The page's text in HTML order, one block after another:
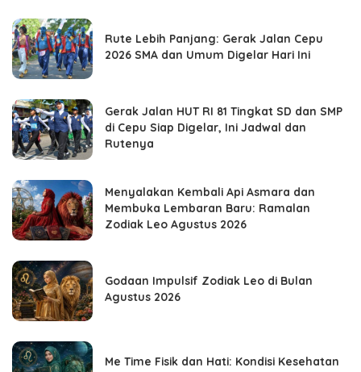
Rute Lebih Panjang: Gerak Jalan Cepu
2026 SMA dan Umum Digelar Hari Ini
Gerak Jalan HUT RI 81 Tingkat SD dan SMP
di Cepu Siap Digelar, Ini Jadwal dan
Rutenya
Menyalakan Kembali Api Asmara dan
Membuka Lembaran Baru: Ramalan
Zodiak Leo Agustus 2026
Godaan Impulsif Zodiak Leo di Bulan
Agustus 2026
Me Time Fisik dan Hati: Kondisi Kesehatan